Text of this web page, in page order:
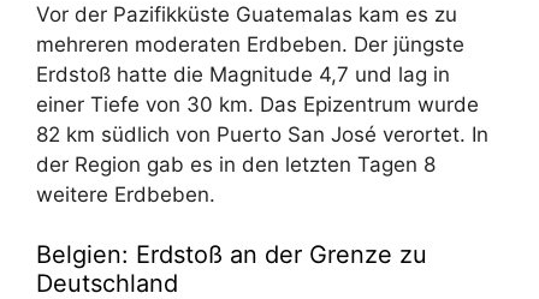
Vor der Pazifikküste Guatemalas kam es zu
mehreren moderaten Erdbeben. Der jüngste
Erdstoß hatte die Magnitude 4,7 und lag in
einer Tiefe von 30 km. Das Epizentrum wurde
82 km südlich von Puerto San José verortet. In
der Region gab es in den letzten Tagen 8
weitere Erdbeben.
Belgien: Erdstoß an der Grenze zu
Deutschland